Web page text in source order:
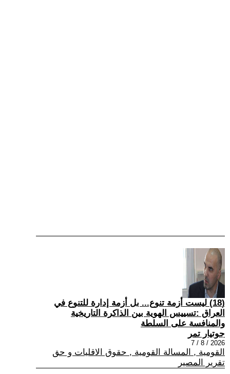
(18) ليست أزمة تنوع... بل أزمة إدارة للتنوع في
العراق :تسييس الهوية بين الذاكرة التاريخية
والمنافسة على السلطة
جوتيار تمر
2026 / 8 / 7
القومية , المسالة القومية , حقوق الاقليات و حق
تقرير المصير